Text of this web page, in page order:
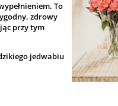
To
zdrowy
przy tym
jedwabiu